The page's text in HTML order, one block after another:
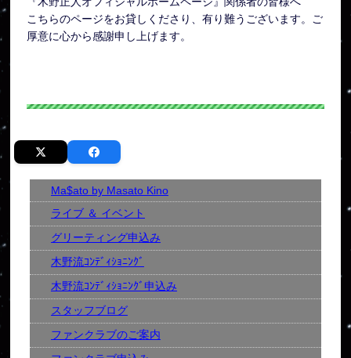
こちらのページをお貸しくださり、有り難うございます。ご
厚意に心から感謝申し上げます。
Ma$ato by Masato Kino
ライブ ＆ イベント
グリーティング申込み
木野流ｺﾝﾃﾞｨｼｮﾆﾝｸﾞ
木野流ｺﾝﾃﾞｨｼｮﾆﾝｸﾞ申込み
スタッフブログ
ファンクラブのご案内